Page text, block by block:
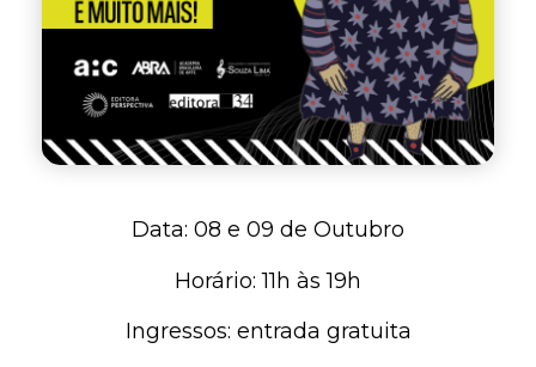
Data: 08 e 09 de Outubro
Horário: 11h às 19h
Ingressos: entrada gratuita